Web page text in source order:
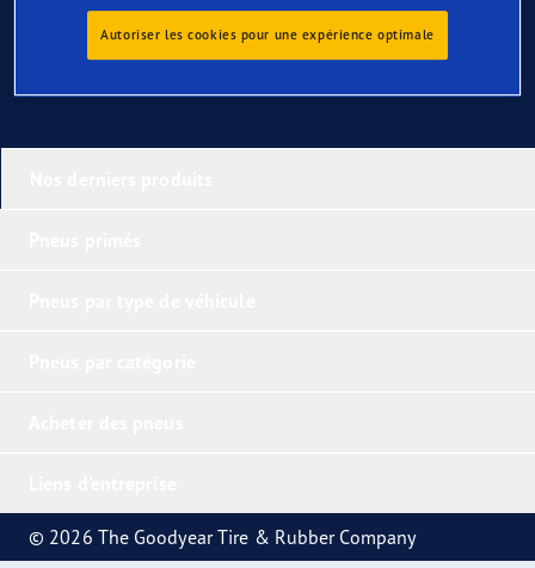
Contactez-nous
© 2026 The Goodyear Tire & Rubber Company
Autoriser les cookies pour une expérience optimale